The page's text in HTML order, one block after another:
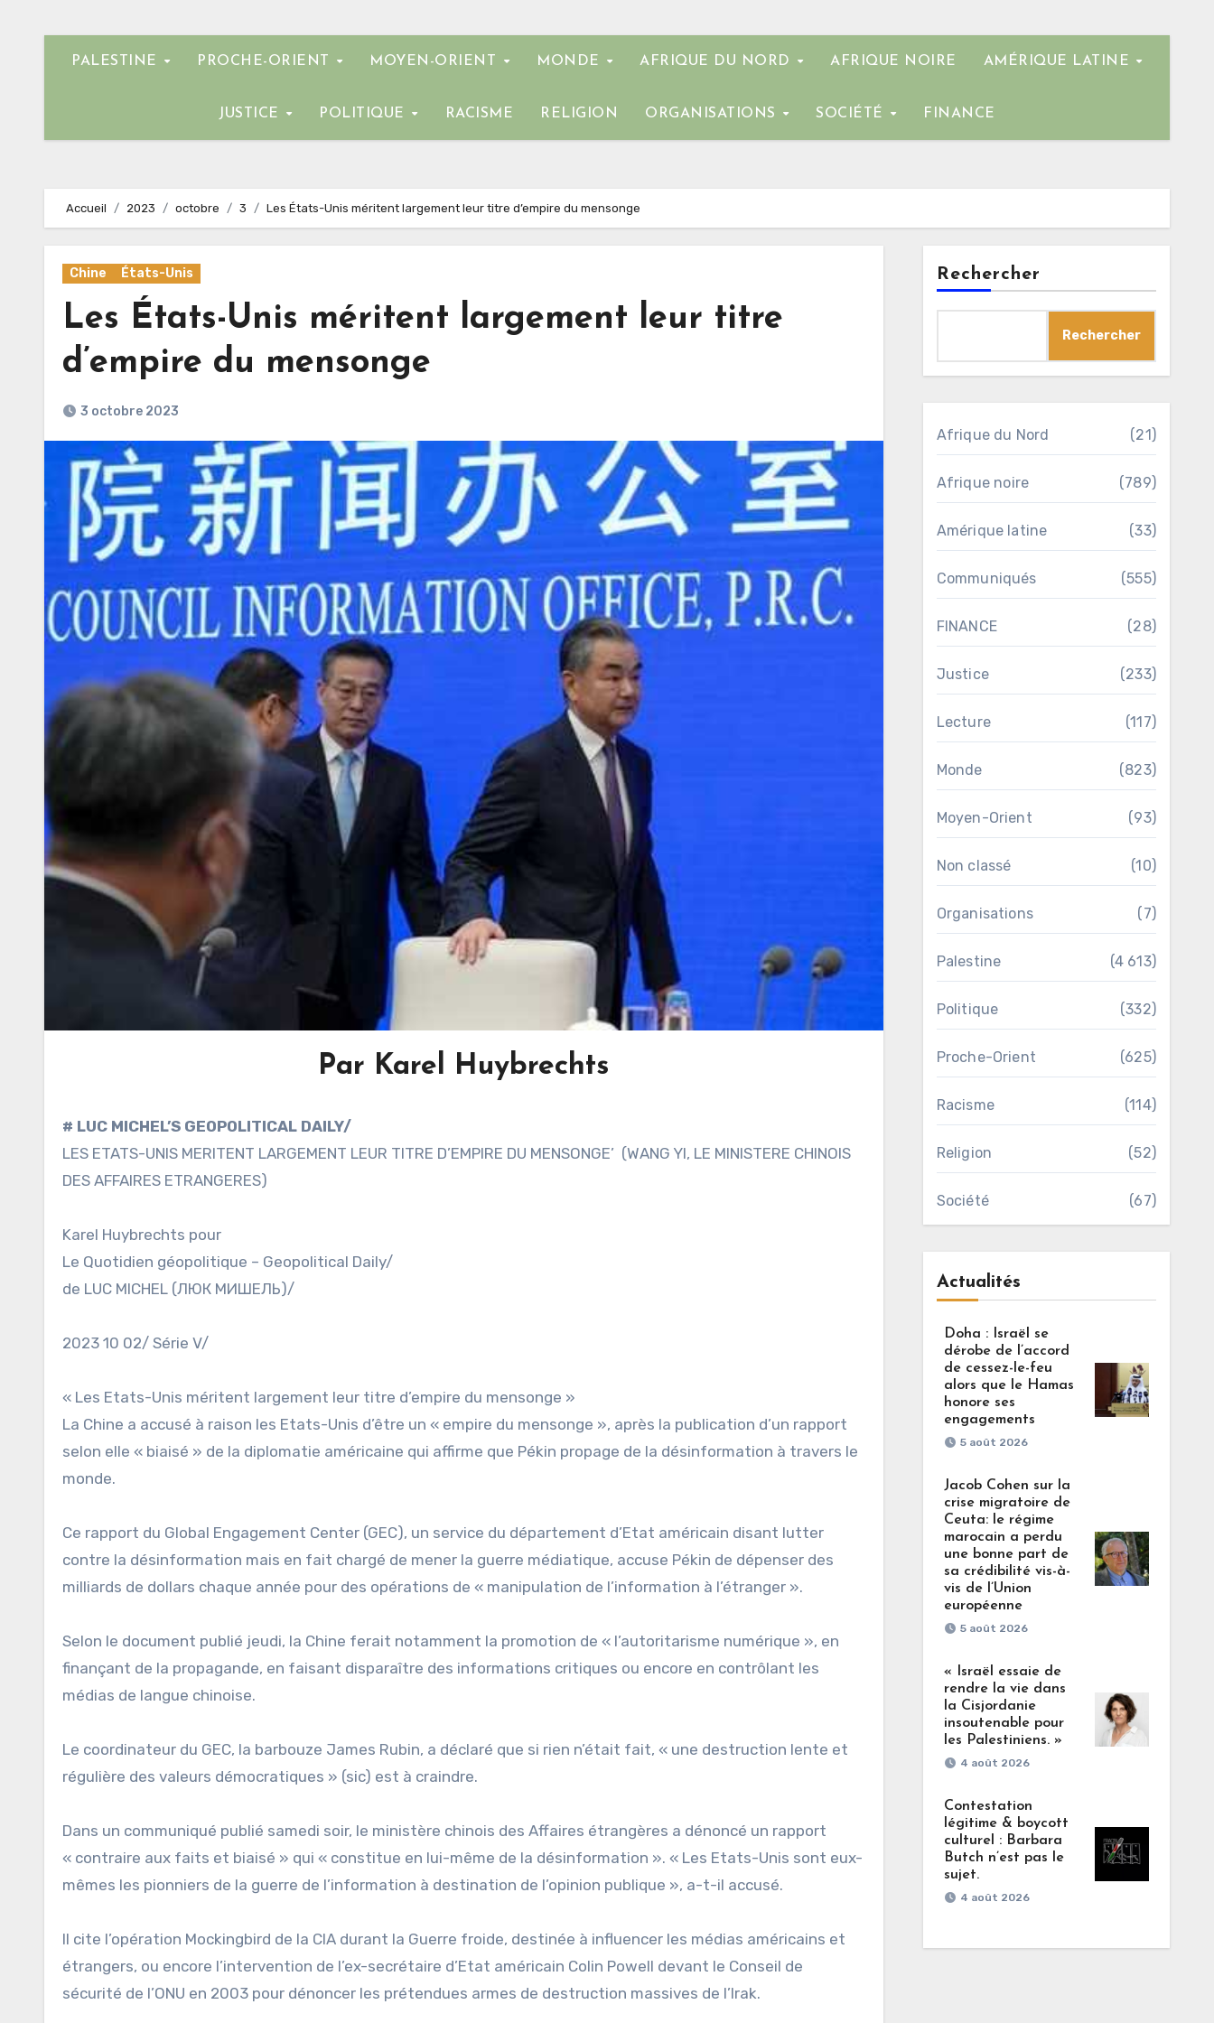
PALESTINE PROCHE-ORIENT MOYEN-ORIENT MONDE AFRIQUE DU NORD AFRIQUE NOIRE AMÉRIQUE LATINE
JUSTICE POLITIQUE RACISME RELIGION ORGANISATIONS SOCIÉTÉ FINANCE
Accueil 2023 octobre 3 Les États-Unis méritent largement leur titre d’empire du mensonge
Chine États-Unis
Les États-Unis méritent largement leur titre
d’empire du mensonge
3 octobre 2023
Par Karel Huybrechts
# LUC MICHEL’S GEOPOLITICAL DAILY/
LES ETATS-UNIS MERITENT LARGEMENT LEUR TITRE D’EMPIRE DU MENSONGE’ (WANG YI, LE MINISTERE CHINOIS
DES AFFAIRES ETRANGERES)
Karel Huybrechts pour
Le Quotidien géopolitique – Geopolitical Daily/
de LUC MICHEL (ЛЮК МИШЕЛЬ)/
2023 10 02/ Série V/
« Les Etats-Unis méritent largement leur titre d’empire du mensonge »
La Chine a accusé à raison les Etats-Unis d’être un « empire du mensonge », après la publication d’un rapport
selon elle « biaisé » de la diplomatie américaine qui affirme que Pékin propage de la désinformation à travers le
monde.
Ce rapport du Global Engagement Center (GEC), un service du département d’Etat américain disant lutter
contre la désinformation mais en fait chargé de mener la guerre médiatique, accuse Pékin de dépenser des
milliards de dollars chaque année pour des opérations de « manipulation de l’information à l’étranger ».
Selon le document publié jeudi, la Chine ferait notamment la promotion de « l’autoritarisme numérique », en
finançant de la propagande, en faisant disparaître des informations critiques ou encore en contrôlant les
médias de langue chinoise.
Le coordinateur du GEC, la barbouze James Rubin, a déclaré que si rien n’était fait, « une destruction lente et
régulière des valeurs démocratiques » (sic) est à craindre.
Dans un communiqué publié samedi soir, le ministère chinois des Affaires étrangères a dénoncé un rapport
« contraire aux faits et biaisé » qui « constitue en lui-même de la désinformation ». « Les Etats-Unis sont eux-
mêmes les pionniers de la guerre de l’information à destination de l’opinion publique », a-t-il accusé.
Il cite l’opération Mockingbird de la CIA durant la Guerre froide, destinée à influencer les médias américains et
étrangers, ou encore l’intervention de l’ex-secrétaire d’Etat américain Colin Powell devant le Conseil de
sécurité de l’ONU en 2003 pour dénoncer les prétendues armes de destruction massives de l’Irak.
Rechercher
Rechercher
Afrique du Nord (21)
Afrique noire (789)
Amérique latine (33)
Communiqués (555)
FINANCE (28)
Justice (233)
Lecture (117)
Monde (823)
Moyen-Orient (93)
Non classé (10)
Organisations (7)
Palestine (4 613)
Politique (332)
Proche-Orient (625)
Racisme (114)
Religion (52)
Société (67)
Actualités
Doha : Israël se
dérobe de l’accord
de cessez-le-feu
alors que le Hamas
honore ses
engagements
5 août 2026
Jacob Cohen sur la
crise migratoire de
Ceuta: le régime
marocain a perdu
une bonne part de
sa crédibilité vis-à-
vis de l’Union
européenne
5 août 2026
« Israël essaie de
rendre la vie dans
la Cisjordanie
insoutenable pour
les Palestiniens. »
4 août 2026
Contestation
légitime & boycott
culturel : Barbara
Butch n’est pas le
sujet.
4 août 2026